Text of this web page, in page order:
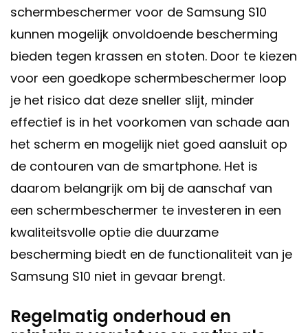
schermbeschermer voor de Samsung S10
kunnen mogelijk onvoldoende bescherming
bieden tegen krassen en stoten. Door te kiezen
voor een goedkope schermbeschermer loop
je het risico dat deze sneller slijt, minder
effectief is in het voorkomen van schade aan
het scherm en mogelijk niet goed aansluit op
de contouren van de smartphone. Het is
daarom belangrijk om bij de aanschaf van
een schermbeschermer te investeren in een
kwaliteitsvolle optie die duurzame
bescherming biedt en de functionaliteit van je
Samsung S10 niet in gevaar brengt.
Regelmatig onderhoud en